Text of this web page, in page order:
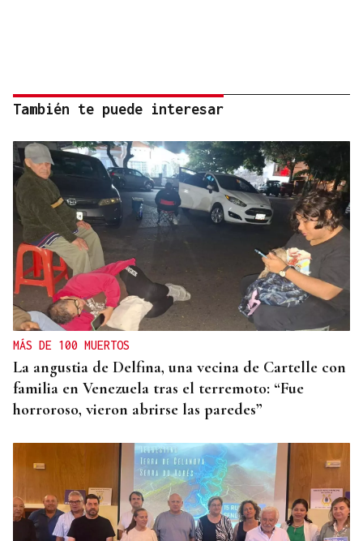
También te puede interesar
MÁS DE 100 MUERTOS
La angustia de Delfina, una vecina de Cartelle con
familia en Venezuela tras el terremoto: “Fue
horroroso, vieron abrirse las paredes”